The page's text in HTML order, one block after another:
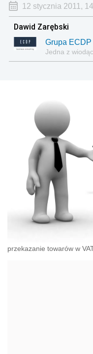
12 stycznia 2011,
Dawid Zarębski
Grupa ECDP
Jedna z
przekazanie towarów w